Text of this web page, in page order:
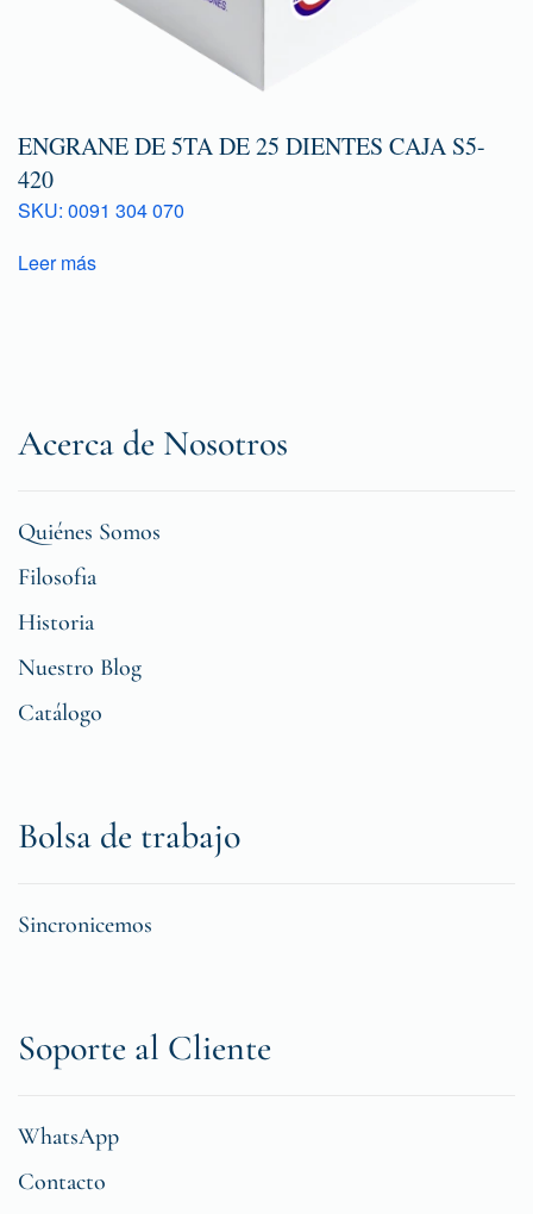
ENGRANE DE 5TA DE 25 DIENTES CAJA S5-
420
SKU: 0091 304 070
Leer más
Acerca de Nosotros
Quiénes Somos
Filosofia
Historia
Nuestro Blog
Catálogo
Bolsa de trabajo
Sincronicemos
Soporte al Cliente
WhatsApp
Contacto